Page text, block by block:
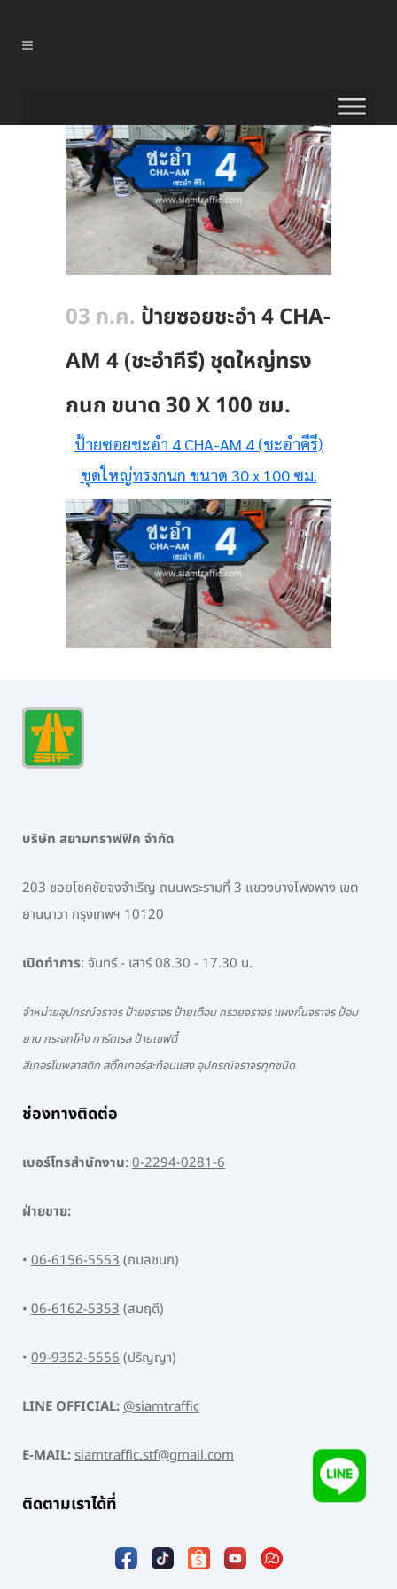
03 ก.ค. ป้ายซอยชะอำ 4 CHA-
AM 4 (ชะอำคีรี) ชุดใหญ่ทรง
กนก ขนาด 30 X 100 ซม.
ป้ายซอยชะอำ 4 CHA-AM 4 (ชะอำคีรี)
ชุดใหญ่ทรงกนก ขนาด 30 x 100 ซม.
บริษัท สยามทราฟฟิค จำกัด
203 ซอยโชคชัยจงจำเริญ ถนนพระรามที่ 3 แขวงบางโพงพาง เขต
ยานนาวา กรุงเทพฯ 10120
เปิดทำการ: จันทร์ - เสาร์ 08.30 - 17.30 น.
จำหน่ายอุปกรณ์จราจร ป้ายจราจร ป้ายเตือน กรวยจราจร แผงกั้นจราจร ป้อม
ยาม กระจกโค้ง การ์ดเรล ป้ายเซฟตี้
สีเทอร์โมพลาสติก สติ๊กเกอร์สะท้อนแสง อุปกรณ์จราจรทุกชนิด
ช่องทางติดต่อ
เบอร์โทรสำนักงาน: 0-2294-0281-6
ฝ่ายขาย:
• 06-6156-5553(กมลชนก)
• 06-6162-5353(สมฤดี)
• 09-9352-5556(ปริญญา)
LINE OFFICIAL:@siamtraffic
E-MAIL:siamtraffic.stf@gmail.com
ติดตามเราได้ที่